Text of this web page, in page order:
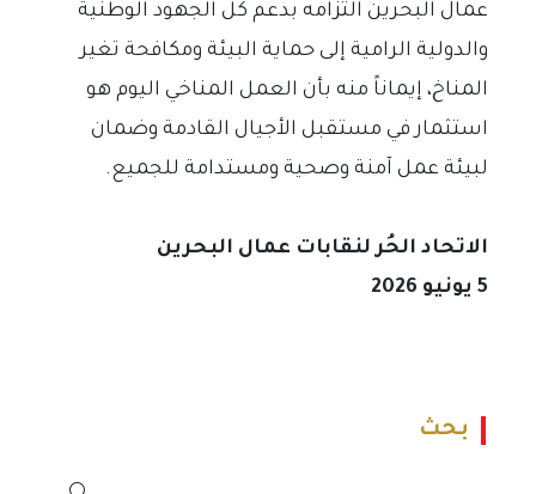
عمال البحرين التزامه بدعم كل الجهود الوطنية
والدولية الرامية إلى حماية البيئة ومكافحة تغير
المناخ، إيماناً منه بأن العمل المناخي اليوم هو
استثمار في مستقبل الأجيال القادمة وضمان
لبيئة عمل آمنة وصحية ومستدامة للجميع.
الاتحاد الحُر لنقابات عمال البحرين
5 يونيو 2026
بحث